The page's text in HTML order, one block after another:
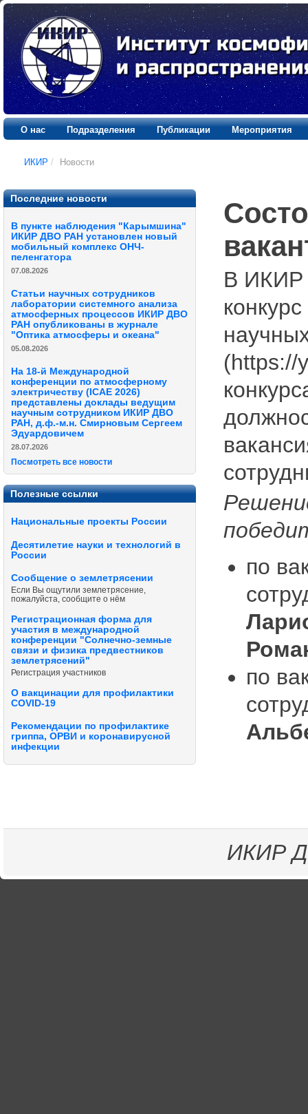
О нас Подразделения Публикации Мероприятия
ИКИР / Новости
Последние новости
В пункте наблюдения "Карымшина"
ИКИР ДВО РАН установлен новый
мобильный комплекс ОНЧ-
пеленгатора
07.08.2026
Статьи научных сотрудников
лаборатории системного анализа
атмосферных процессов ИКИР ДВО
РАН опубликованы в журнале
"Оптика атмосферы и океана"
05.08.2026
На 18-й Международной
конференции по атмосферному
электричеству (ICAE 2026)
представлены доклады ведущим
научным сотрудником ИКИР ДВО
РАН, д.ф.-м.н. Смирновым Сергеем
Эдуардовичем
28.07.2026
Посмотреть все новости
Полезные ссылки
Национальные проекты России
Десятилетие науки и технологий в
России
Сообщение о землетрясении
Если Вы ощутили землетрясение,
пожалуйста, сообщите о нём
Регистрационная форма для
участия в международной
конференции "Солнечно-земные
связи и физика предвестников
землетрясений"
Регистрация участников
О вакцинации для профилактики
COVID-19
Рекомендации по профилактике
гриппа, ОРВИ и коронавирусной
инфекции
В
(https://
по
по
ИКИР